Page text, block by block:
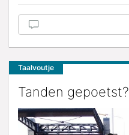
Taalvoutje
Tanden gepoetst?